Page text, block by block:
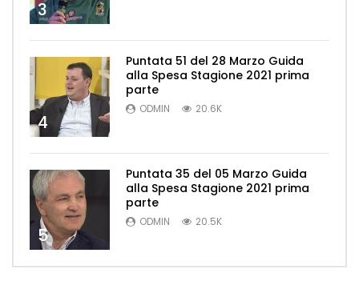
3
4
Puntata 51 del 28 Marzo Guida
alla Spesa Stagione 2021 prima
parte
ODMIN 20.6K
5
Puntata 35 del 05 Marzo Guida
alla Spesa Stagione 2021 prima
parte
ODMIN 20.5K